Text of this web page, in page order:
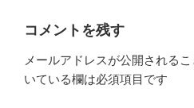
k
コメントを残す
メールアドレスが公開されるこ
いている欄は必須項目です